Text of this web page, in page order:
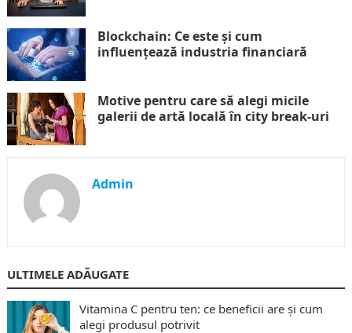
Blockchain: Ce este și cum
influențează industria financiară
Motive pentru care să alegi micile
galerii de artă locală în city break-uri
Admin
ULTIMELE ADĂUGATE
Vitamina C pentru ten: ce beneficii are și cum
alegi produsul potrivit